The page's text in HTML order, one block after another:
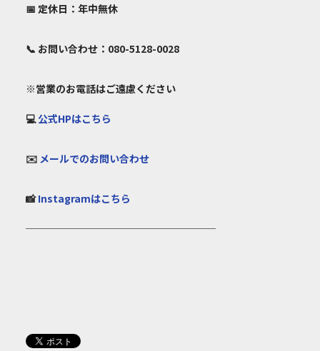
📅 定休日：年中無休
📞 お問い合わせ：080-5128-0028
※営業のお電話はご遠慮ください
💻公式HPはこちら
✉️ メールでのお問い合わせ
📸Instagramはこちら
───────────────────